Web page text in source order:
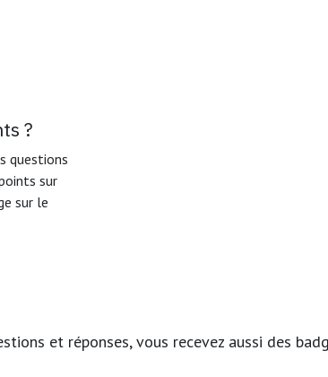
?
questions
sur
sur le
et réponses, vous recevez aussi des